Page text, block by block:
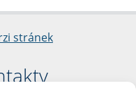
stránek